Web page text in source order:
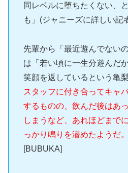
同レベルに堕ちたくない、
も」(ジャニーズに詳しい記
先輩から「最近遊んでない
は「若い頃に一生分遊んだ
笑顔を返しているという亀梨
スタッフに付き合ってキャ
するものの、飲んだ後はあ
しまうなど、あれほどまで
っかり鳴りを潜めたようだ。
[BUBUKA]